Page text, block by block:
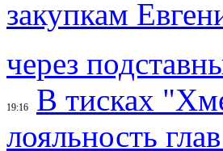
закупкам
через
19:16
В тисках
лояльность